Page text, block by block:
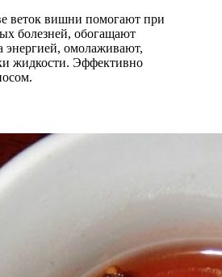
веток вишни помогают при
болезней, обогащают
энергией, омолаживают,
жидкости. Эффективно